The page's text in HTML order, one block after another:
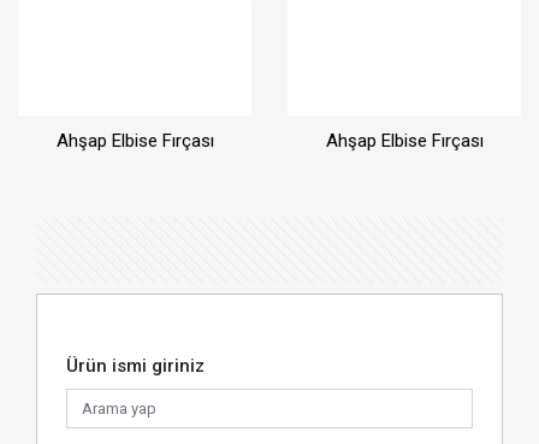
Ahşap Elbise Fırçası Ahşap Elbise Fırçası
Ürün ismi giriniz